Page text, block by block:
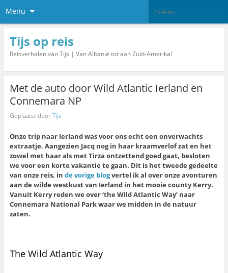
Menu
Tijs op reis
Reisverhalen van Tijs | Van Albanië tot aan Zuid-Amerika!
Met de auto door Wild Atlantic Ierland en
Connemara NP
Geplaatst doorTijs
Onze trip naar Ierland was voor ons echt een onverwachts
extraatje. Aangezien Jacq nog in haar kraamverlof zat en het
zowel met haar als met Tirza ontzettend goed gaat, besloten
we voor een korte vakantie te gaan. Dit is het tweede gedeelte
van onze reis, in de vorige blogvertel ik al over onze avonturen
aan de wilde westkust van Ierland in het mooie county Kerry.
Vanuit Kerry reden we over ‘the Wild Atlantic Way’ naar
Connemara National Park waar we midden in de natuur
zaten.
The Wild Atlantic Way